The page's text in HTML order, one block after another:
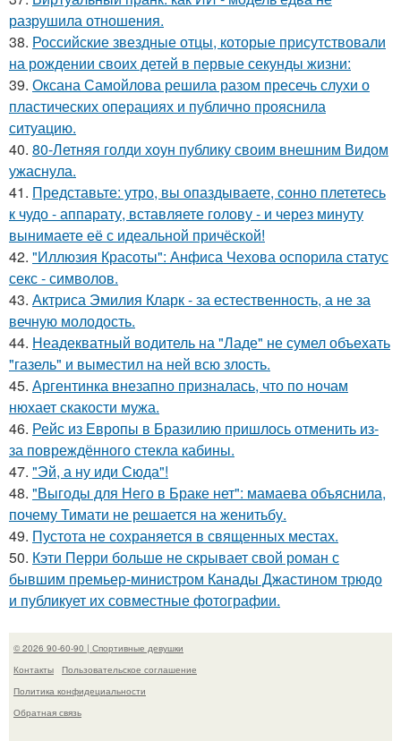
разрушила отношения.
38. Российские звездные отцы, которые присутствовали
на рождении своих детей в первые секунды жизни:
39. Оксана Самойлова решила разом пресечь слухи о
пластических операциях и публично прояснила
ситуацию.
40. 80-Летняя голди хоун публику своим внешним Видом
ужаснула.
41. Представьте: утро, вы опаздываете, сонно плететесь
к чудо - аппарату, вставляете голову - и через минуту
вынимаете её с идеальной причёской!
42. "Иллюзия Красоты": Анфиса Чехова оспорила статус
секс - символов.
43. Актриса Эмилия Кларк - за естественность, а не за
вечную молодость.
44. Неадекватный водитель на "Ладе" не сумел объехать
"газель" и выместил на ней всю злость.
45. Аргентинка внезапно призналась, что по ночам
нюхает скакости мужа.
46. Рейс из Европы в Бразилию пришлось отменить из-
за повреждённого стекла кабины.
47. "Эй, а ну иди Сюда"!
48. "Выгоды для Него в Браке нет": мамаева объяснила,
почему Тимати не решается на женитьбу.
49. Пустота не сохраняется в священных местах.
50. Кэти Перри больше не скрывает свой роман с
бывшим премьер-министром Канады Джастином трюдо
и публикует их совместные фотографии.
© 2026 90-60-90 | Спортивные девушки
Контакты
Пользовательское соглашение
Политика конфидециальности
Обратная связь